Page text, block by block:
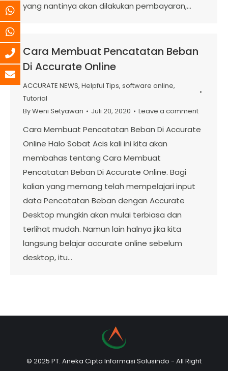
yang nantinya akan dilakukan pembayaran,…
Cara Membuat Pencatatan Beban
Di Accurate Online
ACCURATE NEWS, Helpful Tips, software online,
Tutorial
ByWeni Setyawan Juli 20, 2020 Leave a comment
Cara Membuat Pencatatan Beban Di Accurate
Online Halo Sobat Acis kali ini kita akan
membahas tentang Cara Membuat
Pencatatan Beban Di Accurate Online. Bagi
kalian yang memang telah mempelajari input
data Pencatatan Beban dengan Accurate
Desktop mungkin akan mulai terbiasa dan
terlihat mudah. Namun lain halnya jika kita
langsung belajar accurate online sebelum
desktop, itu…
© 2025 PT. Aneka Cipta Informasi Solusindo - All Right